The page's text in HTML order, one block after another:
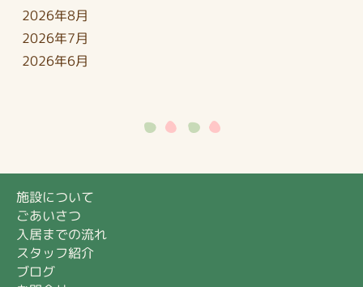
2026年8月
2026年7月
2026年6月
施設について
ごあいさつ
入居までの流れ
スタッフ紹介
ブログ